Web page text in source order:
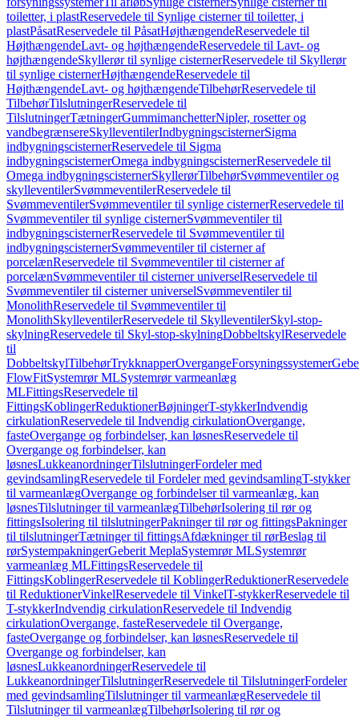
toiletter, i plastReservedele til Synlige cisterner til toiletter, i
plastPåsatReservedele til PåsatHøjthængendeReservedele til
HøjthængendeLavt- og højthængendeReservedele til Lavt- og
højthængendeSkyllerør til synlige cisternerReservedele til Skyllerør
til synlige cisternerHøjthængendeReservedele til
HøjthængendeLavt- og højthængendeTilbehørReservedele til
TilbehørTilslutningerReservedele til
TilslutningerTætningerGummimanchetterNipler, rosetter og
vandbegrænsereSkylleventilerIndbygningscisternerSigma
indbygningscisternerReservedele til Sigma
indbygningscisternerOmega indbygningscisternerReservedele til
Omega indbygningscisternerSkyllerørTilbehørSvømmeventiler og
skylleventilerSvømmeventilerReservedele til
SvømmeventilerSvømmeventiler til synlige cisternerReservedele til
Svømmeventiler til synlige cisternerSvømmeventiler til
indbygningscisternerReservedele til Svømmeventiler til
indbygningscisternerSvømmeventiler til cisterner af
porcelænReservedele til Svømmeventiler til cisterner af
porcelænSvømmeventiler til cisterner universelReservedele til
Svømmeventiler til cisterner universelSvømmeventiler til
MonolithReservedele til Svømmeventiler til
MonolithSkylleventilerReservedele til SkylleventilerSkyl-stop-
skylningReservedele til Skyl-stop-skylningDobbeltskylReservedele
til
DobbeltskylTilbehørTrykknapperOvergangeForsyningssystemer
FlowFitSystemrør MLSystemrør varmeanlæg
MLFittingsReservedele til
FittingsKoblingerReduktionerBøjningerT-stykkerIndvendig
cirkulationReservedele til Indvendig cirkulationOvergange,
fasteOvergange og forbindelser, kan løsnesReservedele til
Overgange og forbindelser, kan
løsnesLukkeanordningerTilslutningerFordeler med
gevindsamlingReservedele til Fordeler med gevindsamlingT-stykker
til varmeanlægOvergange og forbindelser til varmeanlæg, kan
løsnesTilslutninger til varmeanlægTilbehørIsolering til rør og
fittingsIsolering til tilslutningerPakninger til rør og fittingsPakninger
til tilslutningerTætninger til fittingsAfdækninger til rørBeslag til
rørSystempakningerGeberit MeplaSystemrør MLSystemrør
varmeanlæg MLFittingsReservedele til
FittingsKoblingerReservedele til KoblingerReduktionerReservedele
til ReduktionerVinkelReservedele til VinkelT-stykkerReservedele til
T-stykkerIndvendig cirkulationReservedele til Indvendig
cirkulationOvergange, fasteReservedele til Overgange,
fasteOvergange og forbindelser, kan løsnesReservedele til
Overgange og forbindelser, kan
løsnesLukkeanordningerReservedele til
LukkeanordningerTilslutningerReservedele til TilslutningerFordeler
med gevindsamlingTilslutninger til varmeanlægReservedele til
Tilslutninger til varmeanlægTilbehørIsolering til rør og